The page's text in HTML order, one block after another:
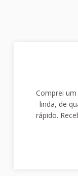
Comprei
linda, de
rápido.